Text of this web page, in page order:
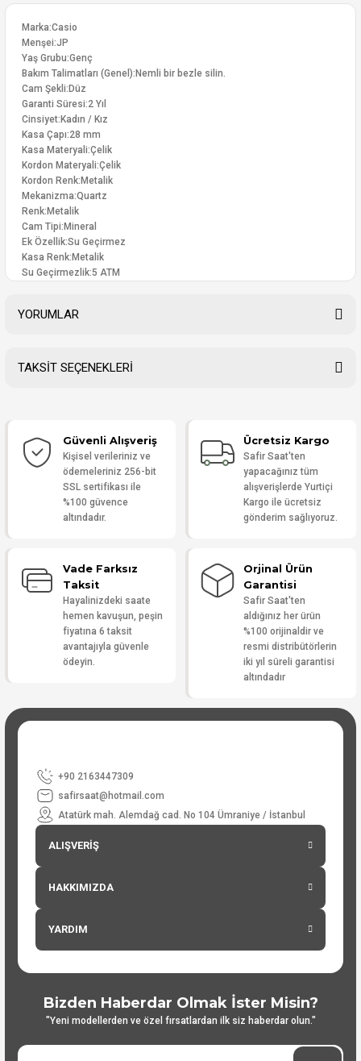
Marka:Casio
Menşei:JP
Yaş Grubu:Genç
Bakım Talimatları (Genel):Nemli bir bezle silin.
Cam Şekli:Düz
Garanti Süresi:2 Yıl
Cinsiyet:Kadın / Kız
Kasa Çapı:28 mm
Kasa Materyali:Çelik
Kordon Materyali:Çelik
Kordon Renk:Metalik
Mekanizma:Quartz
Renk:Metalik
Cam Tipi:Mineral
Ek Özellik:Su Geçirmez
Kasa Renk:Metalik
Su Geçirmezlik:5 ATM
YORUMLAR
Yorum Yaz
TAKSİT SEÇENEKLERİ
Güvenli Alışveriş
Kişisel verileriniz ve
ödemeleriniz 256-bit
SSL sertifikası ile
%100 güvence
altındadır.
Ücretsiz Kargo
Safir Saat'ten
yapacağınız tüm
alışverişlerde Yurtiçi
Kargo ile ücretsiz
gönderim sağlıyoruz.
Vade Farksız
Taksit
Hayalinizdeki saate
hemen kavuşun, peşin
fiyatına 6 taksit
avantajıyla güvenle
ödeyin.
Orjinal Ürün
Garantisi
Safir Saat'ten
aldığınız her ürün
%100 orijinaldir ve
resmi distribütörlerin
iki yıl süreli garantisi
altındadır
+90 2163447309
safirsaat@hotmail.com
Atatürk mah. Alemdağ cad. No 104 Ümraniye / İstanbul
ALIŞVERİŞ
HAKKIMIZDA
YARDIM
Bizden Haberdar Olmak İster Misin?
"Yeni modellerden ve özel fırsatlardan ilk siz haberdar olun."